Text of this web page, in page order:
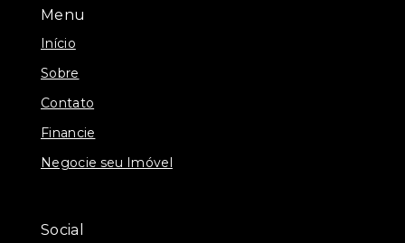
Menu
Início
Sobre
Contato
Financie
Negocie seu Imóvel
Social